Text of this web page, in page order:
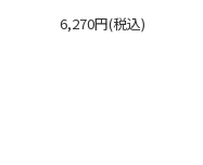
6,270円(税込)